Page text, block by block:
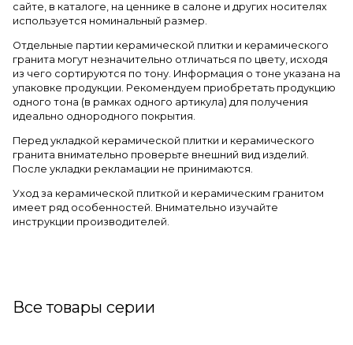
сайте, в каталоге, на ценнике в салоне и других носителях
используется номинальный размер.
Отдельные партии керамической плитки и керамического
гранита могут незначительно отличаться по цвету, исходя
из чего сортируются по тону. Информация о тоне указана на
упаковке продукции. Рекомендуем приобретать продукцию
одного тона (в рамках одного артикула) для получения
идеально однородного покрытия.
Перед укладкой керамической плитки и керамического
гранита внимательно проверьте внешний вид изделий.
После укладки рекламации не принимаются.
Уход за керамической плиткой и керамическим гранитом
имеет ряд особенностей. Внимательно изучайте
инструкции производителей.
Все товары серии